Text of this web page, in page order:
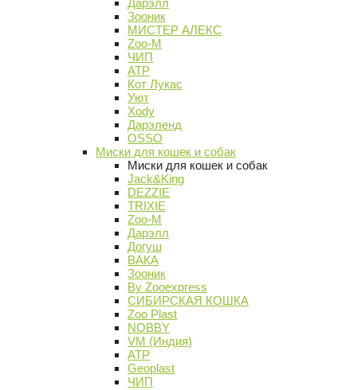
Дарэлл
Зооник
МИСТЕР АЛЕКС
Zoo-M
ЧИП
АТР
Кот Лукас
Уют
Xody
Дарэленд
OSSO
Миски для кошек и собак
Миски для кошек и собак
Jack&King
DEZZIE
TRIXIE
Zoo-M
Дарэлл
Догуш
ВАКА
Зооник
By Zooexpress
СИБИРСКАЯ КОШКА
Zoo Plast
NOBBY
VM (Индия)
АТР
Geoplast
ЧИП